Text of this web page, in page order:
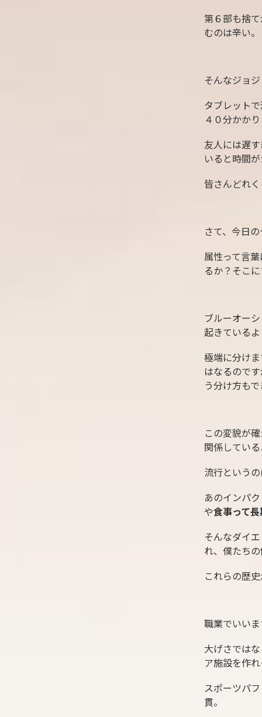
第６部も捨
むのは辛い。
そんなジョ
タブレット
４０分かか
友人には遅
いると時間
皆さんどれ
さて、今日
属性って言
るか？そこ
ブルーオー
起きている
極端に分け
はなるので
う分け方も
この変貌が
関係してい
流行という
あのインパ
や食事って
そんなダイ
れ、僕たち
これらの歴
職業でいい
大げさでは
ア施設を作
スポーツパ
貫。